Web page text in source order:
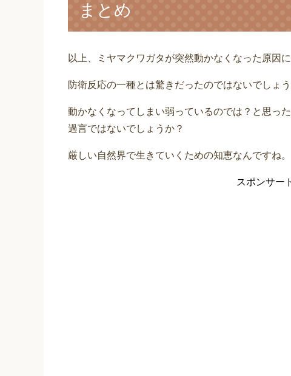
まとめ
以上、ミヤマクワガタが突然動かなくなった原因
防衛反応の一種とは驚きだったのではないでしょう
動かなくなってしまい弱っているのでは？と思っ
過言ではないでしょうか？
厳しい自然界で生きていくための知恵なんですね。
スポンサー